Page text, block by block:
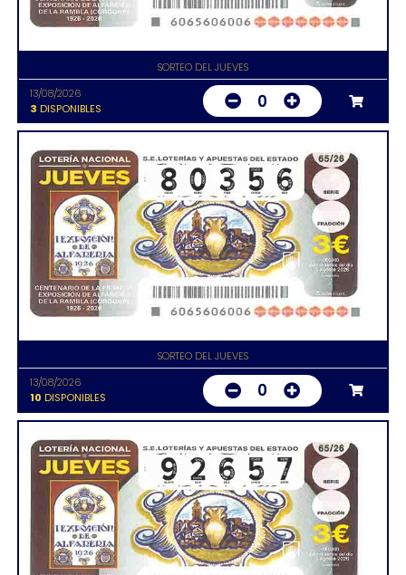
SORTEO DEL JUEVES
13/08/2026
3 DISPONIBLES 0
SORTEO DEL JUEVES
13/08/2026
10 DISPONIBLES 0